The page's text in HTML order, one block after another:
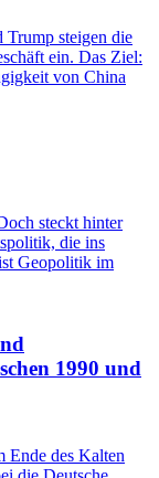
steigen die
ein. Das Ziel:
von China
steckt hinter
die ins
Geopolitik im
1990 und
Ende des Kalten